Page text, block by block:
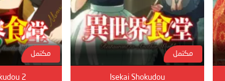
مكتمل
Isekai Shokudou
مكتمل
2